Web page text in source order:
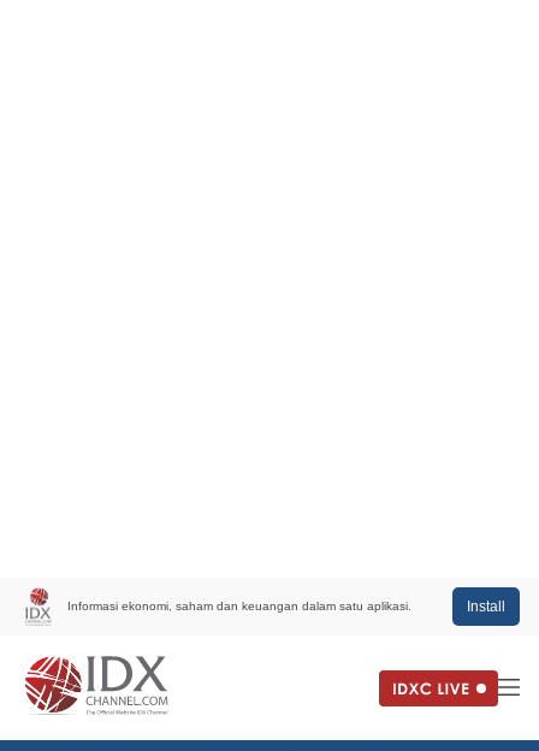
Informasi ekonomi, saham dan keuangan dalam satu aplikasi. Install